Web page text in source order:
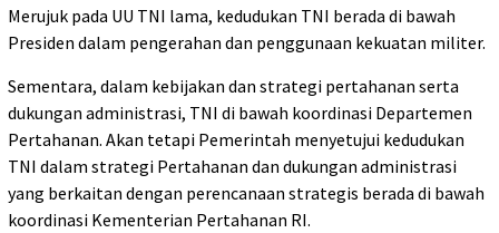
Merujuk pada UU TNI lama, kedudukan TNI berada di bawah
Presiden dalam pengerahan dan penggunaan kekuatan militer.
Sementara, dalam kebijakan dan strategi pertahanan serta
dukungan administrasi, TNI di bawah koordinasi Departemen
Pertahanan. Akan tetapi Pemerintah menyetujui kedudukan
TNI dalam strategi Pertahanan dan dukungan administrasi
yang berkaitan dengan perencanaan strategis berada di bawah
koordinasi Kementerian Pertahanan RI.